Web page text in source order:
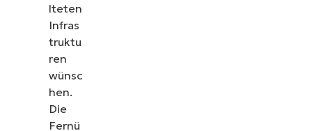
lteten
Infras
truktu
ren
wünsc
hen.
Die
Fernü
Sehen Sie NinjaOne in
Sehen Sie sich unsere On-Demand-Demos an und